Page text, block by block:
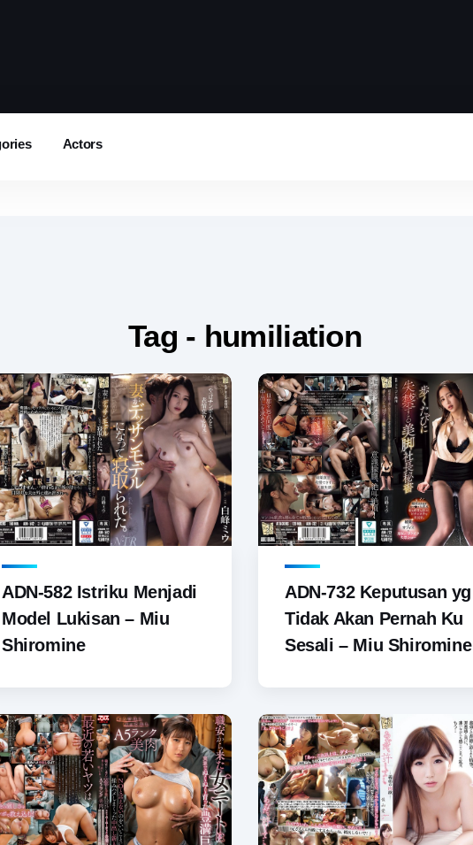
Actors
Tag - humiliation
ADN-582 Istriku Menjadi
Model Lukisan – Miu
Shiromine
ADN-732 Keputusan yg
Tidak Akan Pernah Ku
Sesali – Miu Shiromine